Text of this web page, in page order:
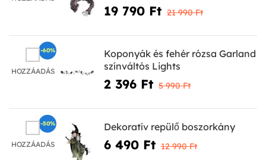
19 790 Ft‎ 21 990 Ft‎
HOZZÁADÁS
Koponyák és fehér rózsa Garland
színváltós Lights
2 396 Ft‎ 5 990 Ft‎
-60%
HOZZÁADÁS
Dekoratív repülő boszorkány
6 490 Ft‎ 12 990 Ft‎
-50%